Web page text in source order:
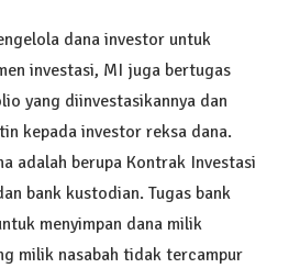
dana investor untuk
investasi, MI juga bertugas
yang diinvestasikannya dan
kepada investor reksa dana.
adalah berupa Kontrak Investasi
bank kustodian. Tugas bank
menyimpan dana milik
milik nasabah tidak tercampur